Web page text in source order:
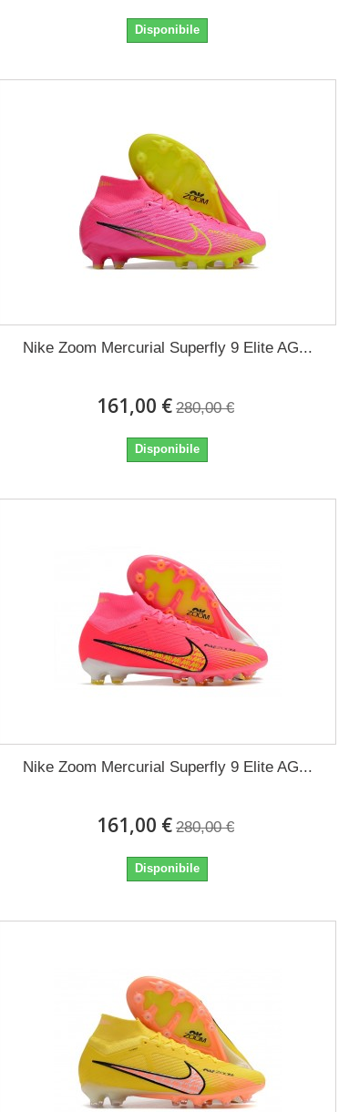
Disponibile
Nike Zoom Mercurial Superfly 9 Elite AG...
161,00 € 280,00 €
Disponibile
Nike Zoom Mercurial Superfly 9 Elite AG...
161,00 € 280,00 €
Disponibile